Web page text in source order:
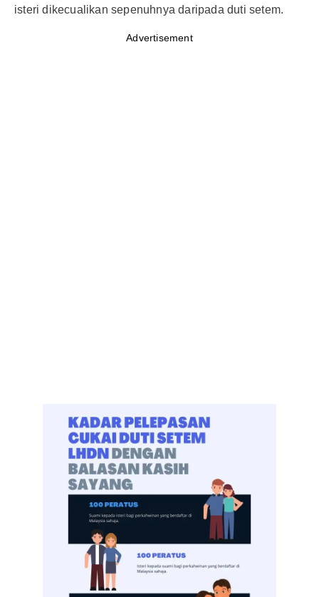
isteri dikecualikan sepenuhnya daripada duti setem.
Advertisement